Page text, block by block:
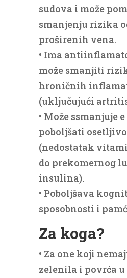
sudova i može
smanjenju rizika
proširenih vena.
• Ima
može smanjiti
hroničnih
(uključujući
• Može ssmanjuje
poboljšati
(nedostatak
do prekomernog
insulina).
• Poboljšava
sposobnosti i
Za koga?
• Za one koji
zelenila i povrća